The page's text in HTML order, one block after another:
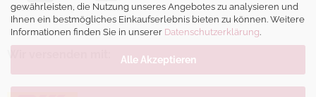
gewährleisten, die Nutzung unseres Angebotes zu analysieren und
Ihnen ein bestmögliches Einkaufserlebnis bieten zu können. Weitere
Informationen finden Sie in unserer Datenschutzerklärung.
Alle Akzeptieren